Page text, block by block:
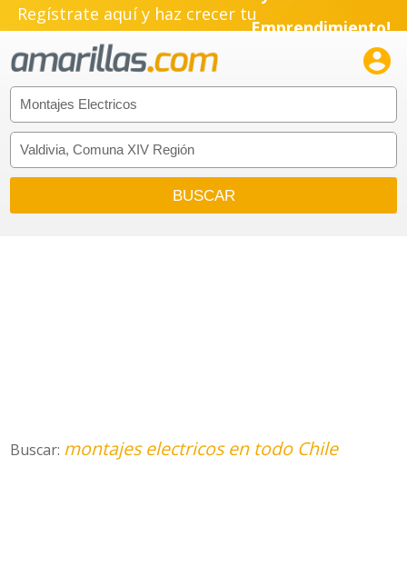
Regístrate aquí y haz crecer tuPyme!
Emprendimiento!

Buscar: montajes electricos en todo Chile